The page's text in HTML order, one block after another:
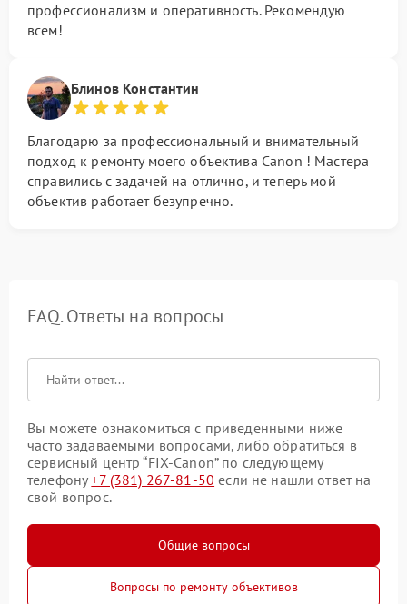
профессионализм и оперативность. Рекомендую
всем!
Блинов Константин
Благодарю за профессиональный и внимательный
подход к ремонту моего объектива Canon ! Мастера
справились с задачей на отлично, и теперь мой
объектив работает безупречно.
FAQ. Ответы на вопросы
Вы можете ознакомиться с приведенными ниже
часто задаваемыми вопросами, либо обратиться в
сервисный центр “FIX-Canon” по следующему
телефону+7 (381) 267-81-50 если не нашли ответ на
свой вопрос.
Общие вопросы
Вопросы по ремонту объективов